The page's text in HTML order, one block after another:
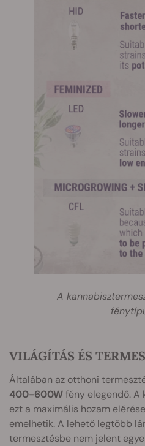
A
VILÁGÍTÁS ÉS
Általában az otthoni
400-600Wfény elegendő. A
ezt a maximális hozam
emelhetik. A lehető legtöbb
termesztésbe nem jelent